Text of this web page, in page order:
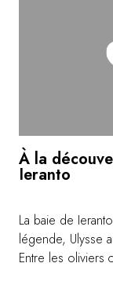
À la
Ieranto
La baie de
légende, Ulysse
Entre les oliviers